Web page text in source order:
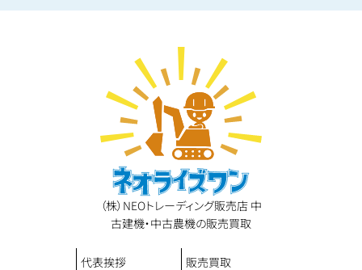
（株）NEOトレーディング販売店 中
古建機・中古農機の販売買取
代表挨拶 販売買取